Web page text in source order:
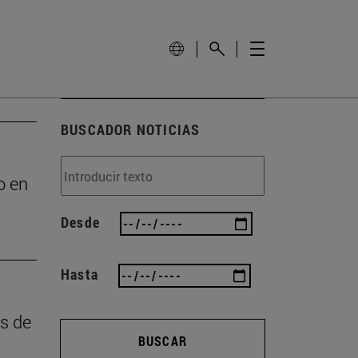
en
de
BUSCADOR NOTICIAS
Desde
Hasta
BUSCAR